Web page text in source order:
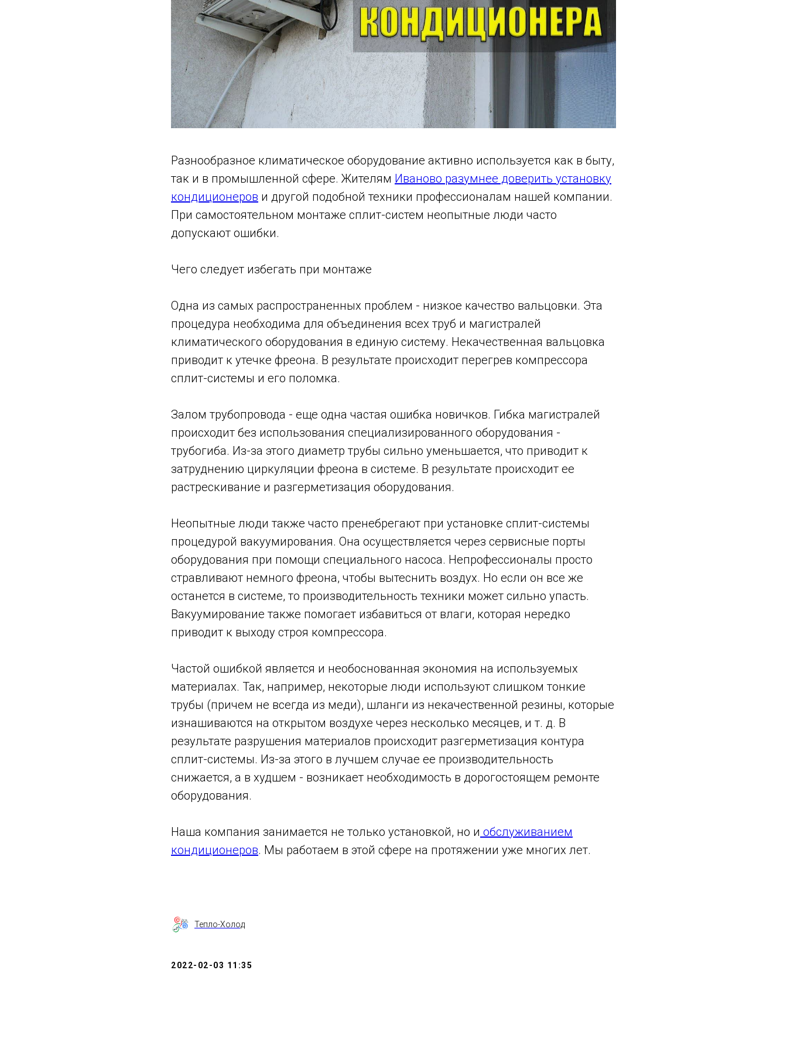
Разнообразное климатическое оборудование активно используется как в быту,
так и в промышленной сфере. Жителям Иваново разумнее доверить установку
кондиционеров и другой подобной техники профессионалам нашей компании.
При самостоятельном монтаже сплит-систем неопытные люди часто
допускают ошибки.
Чего следует избегать при монтаже
Одна из самых распространенных проблем - низкое качество вальцовки. Эта
процедура необходима для объединения всех труб и магистралей
климатического оборудования в единую систему. Некачественная вальцовка
приводит к утечке фреона. В результате происходит перегрев компрессора
сплит-системы и его поломка.
Залом трубопровода - еще одна частая ошибка новичков. Гибка магистралей
происходит без использования специализированного оборудования -
трубогиба. Из-за этого диаметр трубы сильно уменьшается, что приводит к
затруднению циркуляции фреона в системе. В результате происходит ее
растрескивание и разгерметизация оборудования.
Неопытные люди также часто пренебрегают при установке сплит-системы
процедурой вакуумирования. Она осуществляется через сервисные порты
оборудования при помощи специального насоса. Непрофессионалы просто
стравливают немного фреона, чтобы вытеснить воздух. Но если он все же
останется в системе, то производительность техники может сильно упасть.
Вакуумирование также помогает избавиться от влаги, которая нередко
приводит к выходу строя компрессора.
Частой ошибкой является и необоснованная экономия на используемых
материалах. Так, например, некоторые люди используют слишком тонкие
трубы (причем не всегда из меди), шланги из некачественной резины, которые
изнашиваются на открытом воздухе через несколько месяцев, и т. д. В
результате разрушения материалов происходит разгерметизация контура
сплит-системы. Из-за этого в лучшем случае ее производительность
снижается, а в худшем - возникает необходимость в дорогостоящем ремонте
оборудования.
Наша компания занимается не только установкой, но и обслуживанием
кондиционеров. Мы работаем в этой сфере на протяжении уже многих лет.
Тепло-Холод
2022-02-03 11:35